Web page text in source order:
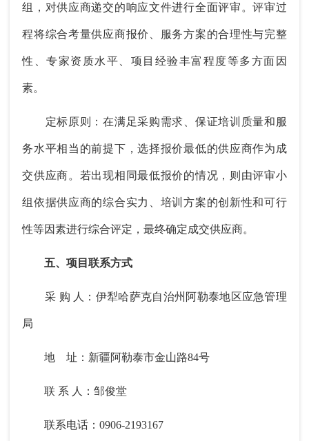
组，对供应商递交的响应文件进行全面评审。评审过
程将综合考量供应商报价、服务方案的合理性与完整
性、专家资质水平、项目经验丰富程度等多方面因
素。
定标原则：在满足采购需求、保证培训质量和服
务水平相当的前提下，选择报价最低的供应商作为成
交供应商。若出现相同最低报价的情况，则由评审小
组依据供应商的综合实力、培训方案的创新性和可行
性等因素进行综合评定，最终确定成交供应商。
五、项目联系方式
采 购 人：伊犁哈萨克自治州阿勒泰地区应急管理
局
地 址：新疆阿勒泰市金山路84号
联 系 人：邹俊堂
联系电话：0906-2193167